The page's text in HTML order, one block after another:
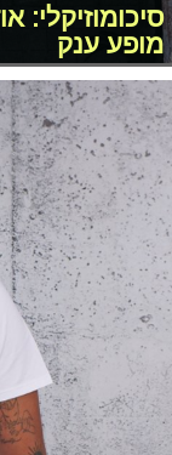
סיכומוזיקלי:
מופע ענק